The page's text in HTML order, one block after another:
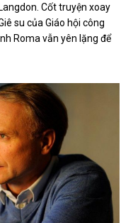
Cốt truyện xoay
su của Giáo hội công
Roma vẫn yên lặng để